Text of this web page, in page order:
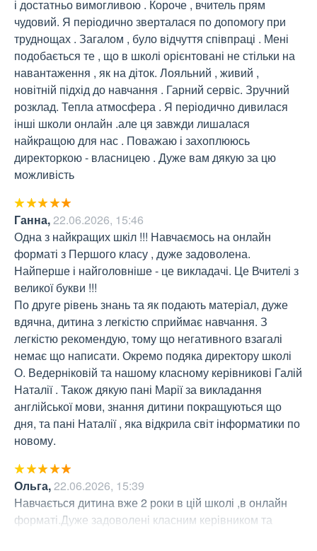
і достатньо вимогливою . Короче , вчитель прям
чудовий. Я періодично зверталася по допомогу при
труднощах . Загалом , було відчуття співпраці . Мені
подобається те , що в школі орієнтовані не стільки на
навантаження , як на діток. Лояльний , живий ,
новітній підхід до навчання . Гарний сервіс. Зручний
розклад. Тепла атмосфера . Я періодично дивилася
інші школи онлайн .але ця завжди лишалася
найкращою для нас . Поважаю і захоплююсь
директоркою - власницею . Дуже вам дякую за цю
можливість
Ганна,22.06.2026, 15:46
Одна з найкращих шкіл !!! Навчаємось на онлайн
форматі з Першого класу , дуже задоволена.
Найперше і найголовніше - це викладачі. Це Вчителі з
великої букви !!!
По друге рівень знань та як подають матеріал, дуже
вдячна, дитина з легкістю сприймає навчання. З
легкістю рекомендую, тому що негативного взагалі
немає що написати. Окремо подяка директору школі
О. Ведерніковій та нашому класному керівникові Галій
Наталії . Також дякую пані Марії за викладання
англійської мови, знання дитини покращуються що
дня, та пані Наталії , яка відкрила світ інформатики по
новому.
Ольга,22.06.2026, 15:39
Навчається дитина вже 2 роки в цій школі ,в онлайн
форматі.Дуже задоволені класним керівником та